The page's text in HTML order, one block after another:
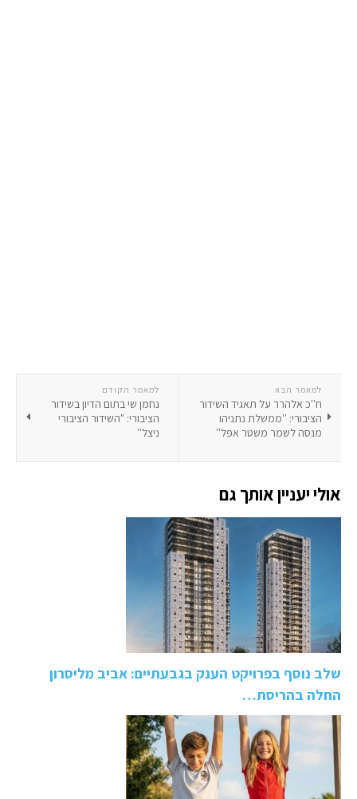
למאמר הקודם
נחמן שי בתום הדיון בשידור
הציבורי: "השידור הציבורי
ניצל''
למאמר הבא
ח''כ אלהרר על תאגיד השידור
הציבורי: ''ממשלת נתניהו
מנסה לשמר משטר אפל''
אולי יעניין אותך גם
שלב נוסף בפרויקט הענק בגבעתיים: אביב מליסרון
החלה בהריסת…